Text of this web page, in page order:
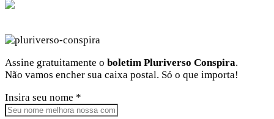
Assine gratuitamente o boletim Pluriverso Conspira.
Não vamos encher sua caixa postal. Só o que importa!
Insira seu nome *